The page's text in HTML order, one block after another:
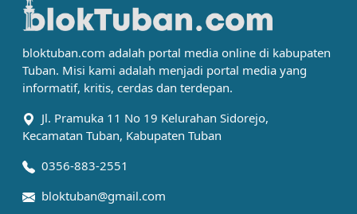
bloktuban.com adalah portal media online di kabupaten
Tuban. Misi kami adalah menjadi portal media yang
informatif, kritis, cerdas dan terdepan.
Jl. Pramuka 11 No 19 Kelurahan Sidorejo,
Kecamatan Tuban, Kabupaten Tuban
0356-883-2551
bloktuban@gmail.com